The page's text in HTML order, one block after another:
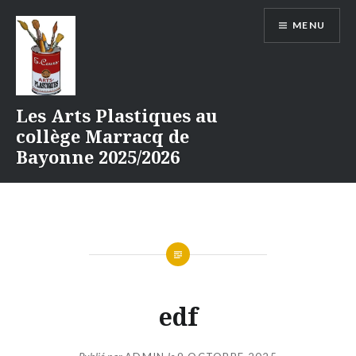
contenu
Les Arts Plastiques au
collège Marracq de
Bayonne 2025/2026
MENU
edf